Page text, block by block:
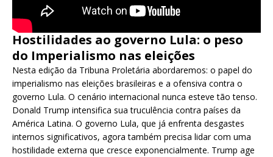
Hostilidades ao governo Lula: o peso
do Imperialismo nas eleições
Nesta edição da Tribuna Proletária abordaremos: o papel do
imperialismo nas eleições brasileiras e a ofensiva contra o
governo Lula. O cenário internacional nunca esteve tão tenso.
Donald Trump intensifica sua truculência contra países da
América Latina. O governo Lula, que já enfrenta desgastes
internos significativos, agora também precisa lidar com uma
hostilidade externa que cresce exponencialmente. Trump age